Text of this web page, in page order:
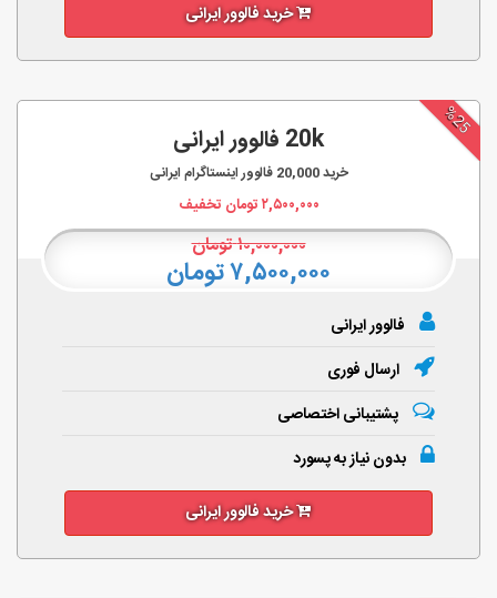
خرید فالوور ایرانی
%25
20k فالوور ایرانی
خرید20,000 فالوور اینستاگرام ایرانی
۲,۵۰۰,۰۰۰تومان تخفیف
۱۰,۰۰۰,۰۰۰تومان
۷,۵۰۰,۰۰۰ تومان
فالوور ایرانی
ارسال فوری
پشتیبانی اختصاصی
بدون نیاز به پسورد
خرید فالوور ایرانی